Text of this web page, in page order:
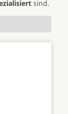
sind.